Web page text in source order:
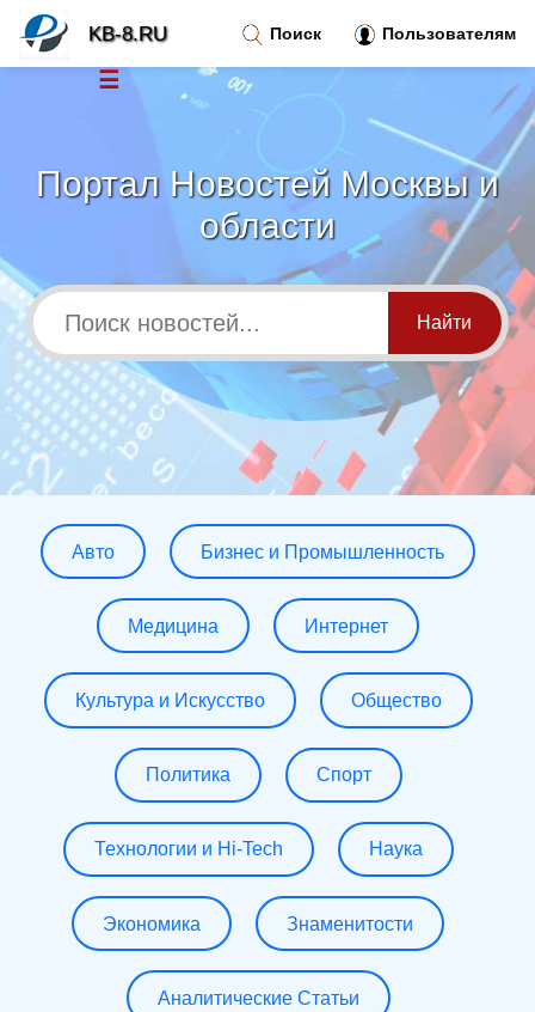
Портал Новостей Москвы и
области
Авто Бизнес и Промышленность
Медицина Интернет
Культура и Искусство Общество
Политика Спорт
Технологии и Hi-Tech Наука
Экономика Знаменитости
Аналитические Статьи
Поиск Пользователям
KB-8.RU
☰
Тренды новостей »
Контакт»